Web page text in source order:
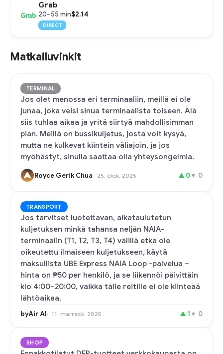
Grab
20–55 min$2.14
DIRECT
Matkailuvinkit
TERMINAL
Jos olet menossa eri terminaaliin, meillä ei ole
junaa, joka veisi sinua terminaalista toiseen. Älä
siis tuhlaa aikaa ja yritä siirtyä mahdollisimman
pian. Meillä on bussikuljetus, josta voit kysyä,
mutta ne kulkevat kiintein väliajoin, ja jos
myöhästyt, sinulla saattaa olla yhteysongelmia.
Royce Gerik Chua 25. elok. 2025 ▲ 0▼ 0
TRANSPORT
Jos tarvitset luotettavan, aikataulutetun
kuljetuksen minkä tahansa neljän NAIA-
terminaalin (T1, T2, T3, T4) välillä etkä ole
oikeutettu ilmaiseen kuljetukseen, käytä
maksullista UBE Express NAIA Loop -palvelua –
hinta on ₱50 per henkilö, ja se liikennöi päivittäin
klo 4:00–20:00, vaikka tälle reitille ei ole kiinteää
lähtöaikaa.
byAir AI 11. marrask. 2025 ▲ 1 ▼ 0
SHOP